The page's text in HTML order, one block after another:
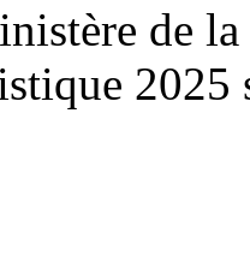
de
2025